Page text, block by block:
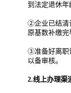
到法定退休年
②企业已结清
原基数补缴完
③准备好离职
以备审核。
2.线上办理渠